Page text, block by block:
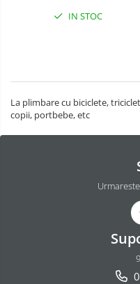
IN STOC
La plimbare cu biciclete,
copii, portbebe, etc